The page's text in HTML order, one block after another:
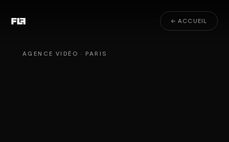
← ACCUEIL
AGENCE VIDÉO · PARIS